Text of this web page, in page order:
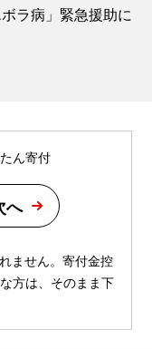
ラ病」緊急援助に
ん寄付
へ
ません。寄付金控
方は、そのまま下